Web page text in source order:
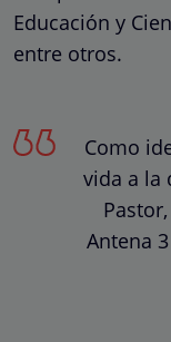
Educación y
entre otros.
Como
vida a la
Antena